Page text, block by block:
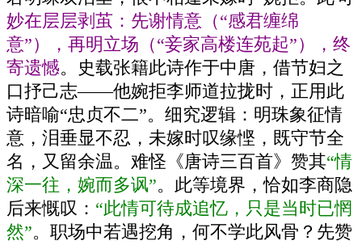
妙在层层剥茧：先谢情意（“感君缠绵
意”），再明立场（“妾家高楼连苑起”），终
寄遗憾。史载张籍此诗作于中唐，借节妇之
口抒己志——他婉拒李师道拉拢时，正用此
诗暗喻“忠贞不二”。细究逻辑：明珠象征情
意，泪垂显不忍，未嫁时叹缘悭，既守节全
名，又留余温。难怪《唐诗三百首》赞其“情
深一往，婉而多讽”。此等境界，恰如李商隐
后来慨叹： “此情可待成追忆，只是当时已惘
然”。职场中若遇挖角，何不学此风骨？先赞